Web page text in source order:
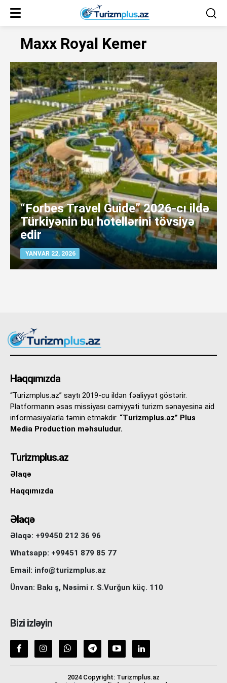
Maxx Royal Kemer
“Forbes Travel Guide” 2026-cı ildə
Türkiyənin bu hotellərini tövsiyə
edir
YANVAR 22, 2026
Haqqımızda
“Turizmplus.az” saytı 2019-cu ildən fəaliyyət göstərir.
Platformanın əsas missiyası cəmiyyəti turizm sənayesinə aid
informasiyalarla təmin etməkdir. “Turizmplus.az” Plus
Media Production məhsuludur.
Turizmplus.az
Əlaqə
Haqqımızda
Əlaqə
Əlaqə: +99450 212 36 96
Whatsapp: +99451 879 85 77
Email: info@turizmplus.az
Ünvan: Bakı ş, Nəsimi r. S.Vurğun küç. 110
Bizi izləyin
2024 Copyright: Turizmplus.az